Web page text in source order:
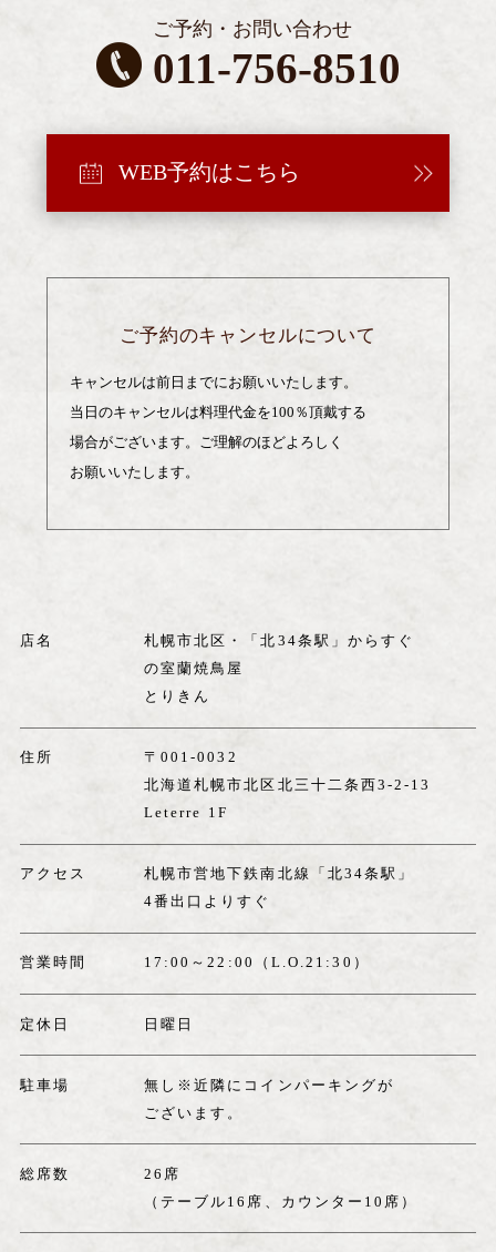
ご予約・お問い合わせ
011-756-8510
WEB予約はこちら
ご予約のキャンセルについて
キャンセルは前日までにお願いいたします。
当日のキャンセルは料理代金を100％頂戴する
場合がございます。
ご理解のほどよろしく
お願いいたします。
店名
札幌市北区・「北34条駅」からすぐ
の室蘭焼鳥屋
とりきん
住所
〒001-0032
北海道札幌市北区北三十二条西3-2-13
Leterre 1F
アクセス
札幌市営地下鉄南北線「北34条駅」
4番出口よりすぐ
営業時間 17:00～22:00（L.O.21:30）
定休日 日曜日
駐車場
無し※近隣にコインパーキングが
ございます。
総席数
26席
（テーブル16席、カウンター10席）